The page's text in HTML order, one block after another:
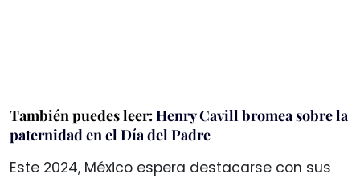
También puedes leer: Henry Cavill bromea sobre la
paternidad en el Día del Padre
Este 2024, México espera destacarse con sus